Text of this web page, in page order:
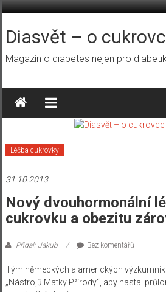
Přeskočit
obsah
Diasvět – o
Magazín o diabetes nejen pro
Léčba cukrovky
31.10.2013
Nový dvouhormonální
cukrovku a obezitu
Přidal: Jakub Bez komentářů
Tým německých a amerických
„Nástrojů Matky Přírody“, aby nastal